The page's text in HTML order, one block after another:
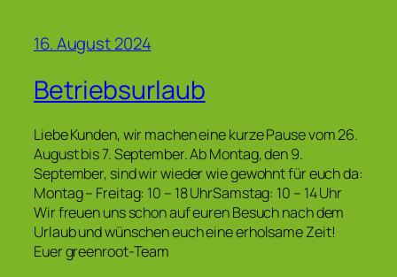
16. August 2024
Betriebsurlaub
Liebe Kunden, wir machen eine kurze Pause vom 26.
August bis 7. September. Ab Montag, den 9.
September, sind wir wieder wie gewohnt für euch da:
Montag – Freitag: 10 – 18 UhrSamstag: 10 – 14 Uhr
Wir freuen uns schon auf euren Besuch nach dem
Urlaub und wünschen euch eine erholsame Zeit!
Euer greenroot-Team